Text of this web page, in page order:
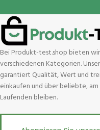
Bei Produkt-test.shop bieten
verschiedenen Kategorien.
garantiert Qualität, Wert und
einkaufen und über beliebte,
Laufenden bleiben.